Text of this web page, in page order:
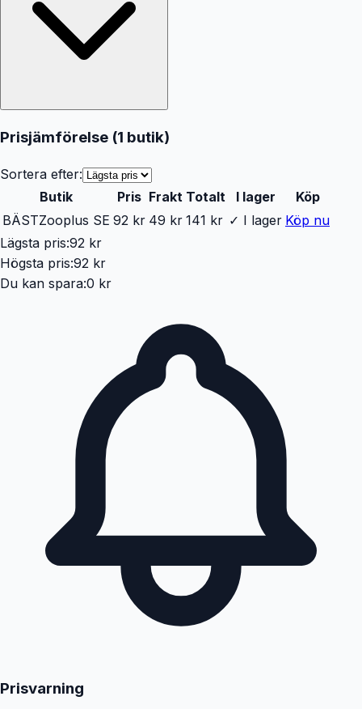
Prisjämförelse (1 butik)
Sortera efter:
Butik
Pris Frakt Totalt I lager
Köp
BÄSTZooplus SE 92 kr 49 kr 141 kr ✓ I lager Köp nu
Lägsta pris:92 kr
Högsta pris:92 kr
Du kan spara:0 kr
Prisvarning